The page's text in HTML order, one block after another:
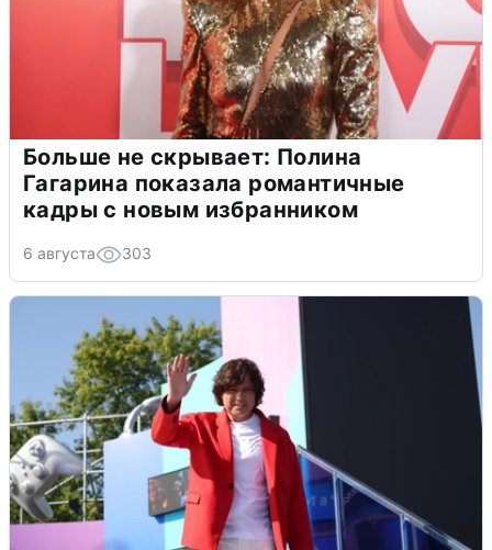
Больше не скрывает: Полина
Гагарина показала романтичные
кадры с новым избранником
6 августа 303